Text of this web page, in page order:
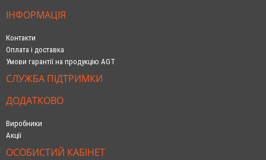
ІНФОРМАЦІЯ
Контакти
Оплата і доставка
Умови гарантії на продукцію AGT
СЛУЖБА ПІДТРИМКИ
ДОДАТКОВО
Виробники
Акції
ОСОБИСТИЙ КАБІНЕТ